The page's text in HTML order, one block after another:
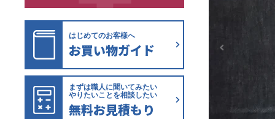
はじめてのお客様へ
お買い物ガイド
まずは職人に聞いてみたい
やりたいことを相談したい
無料お見積もり